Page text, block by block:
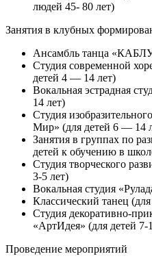
людей 45- 80 лет)
Занятия в клубных
Ансамбль танца
Студия современной
детей 4 — 14 лет)
Вокальная эстрадная
14 лет)
Студия
Мир» (для детей 6 — 14
Занятия в группах по
детей к обучению в
Студия творческого
3-5 лет)
Вокальная студия
Классический танец
Студия декоративно-
«АртИдея» (для детей 7-
Проведение мероприятий